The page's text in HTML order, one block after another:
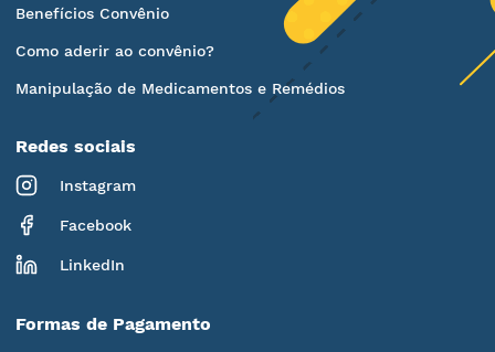
Benefícios Convênio
Como aderir ao convênio?
Manipulação de Medicamentos e Remédios
Redes sociais
Instagram
Facebook
LinkedIn
Formas de Pagamento